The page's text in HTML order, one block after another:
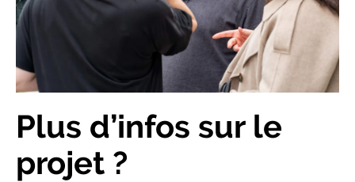
Plus d’infos sur le
projet ?